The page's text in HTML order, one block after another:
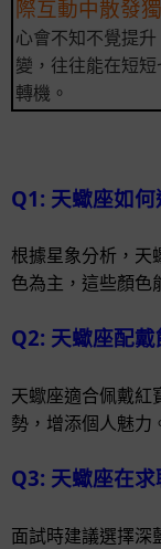
際互動中散發
心會不知不覺提
變，往往能在短
轉機。
Q1: 天蠍座如
根據星象分析，天
色為主，這些顏色
Q2: 天蠍座配
天蠍座適合佩戴紅
勢，增添個人魅力
Q3: 天蠍座在
面試時建議選擇深